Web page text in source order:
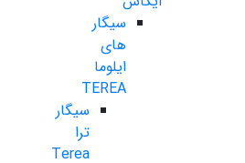
سیگار
های
ایلوما
TEREA
سیگار
ترا
Terea